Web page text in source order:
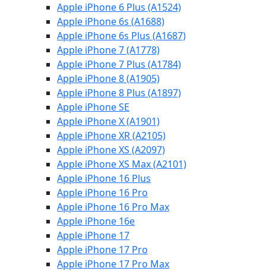
Apple iPhone 6 Plus (A1524)
Apple iPhone 6s (A1688)
Apple iPhone 6s Plus (A1687)
Apple iPhone 7 (A1778)
Apple iPhone 7 Plus (A1784)
Apple iPhone 8 (A1905)
Apple iPhone 8 Plus (A1897)
Apple iPhone SE
Apple iPhone X (A1901)
Apple iPhone XR (A2105)
Apple iPhone XS (A2097)
Apple iPhone XS Max (A2101)
Apple iPhone 16 Plus
Apple iPhone 16 Pro
Apple iPhone 16 Pro Max
Apple iPhone 16e
Apple iPhone 17
Apple iPhone 17 Pro
Apple iPhone 17 Pro Max